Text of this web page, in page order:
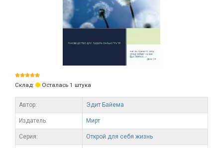
Склад: Осталась 1 штука
Автор: Эдит Байема
Издатель: Мирт
Серия: Открой для себя жизнь